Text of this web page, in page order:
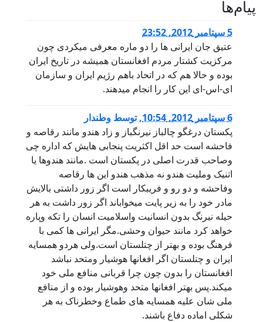
پيام‌ها
5 سپتامبر 2012, 23:52
عتیق جان ایرانی ها را دو ماره معرفی میکردی چون
مرکزیت کشتار مردم افغانستان همیشه در تاریخ ایران
بوده و حالا هم که در اتحاد باهم رژیم ایران و سازمان
ای-اس-ای این کار را انجام میدهند.
6 سپتامبر 2012, 10:54 ,توسط وطندار
پکستان درغگو چالباز نیرنگباز و زاد هندو مانند رقاصه و
فاحشه است حد اقل اکثریت پنجابی هایش که اداره چی
وصاحب قدرت اصلی در پکستان است .مانند هندوها یا
اتنیک وملیت هندو نه مذهب هندو این ها رقاصه
وفاحشه و دو رو و فریبکار است اگر زور داشتی بالایش
مادر خود را به زیر پایت میخواباند اگر زور داشت به هر
حیله نیرنگ بدون انسانیت واسلامیت انسان را تکه وپاره
خواهد کرد مانند حیوان وحشی.مگر ایرانی ها کمی با
فرهنگ بوده و بهتر از چتلستان است.ولی هردو همسایه
ایران و چتلستان اگر افغانها هوشیار ومتحد نباشد
افغانستان را بدون چون چرا قربانی منافع ملی خود
میکند.پس بهتر افغانها متحد وهوشیار بوده و از منافع
ملی شان علیه همسایه های طماع وخطرناک به هر
شکلی اماده دفاع باشند.